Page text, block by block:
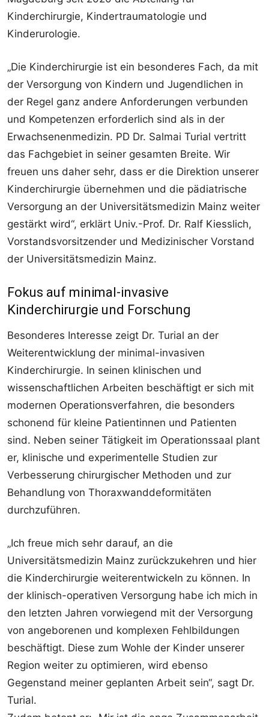
Kinderchirurgie, Kindertraumatologie und
Kinderurologie.
„Die Kinderchirurgie ist ein besonderes Fach, da mit
der Versorgung von Kindern und Jugendlichen in
der Regel ganz andere Anforderungen verbunden
und Kompetenzen erforderlich sind als in der
Erwachsenenmedizin. PD Dr. Salmai Turial vertritt
das Fachgebiet in seiner gesamten Breite. Wir
freuen uns daher sehr, dass er die Direktion unserer
Kinderchirurgie übernehmen und die pädiatrische
Versorgung an der Universitätsmedizin Mainz weiter
gestärkt wird“, erklärt Univ.-Prof. Dr. Ralf Kiesslich,
Vorstandsvorsitzender und Medizinischer Vorstand
der Universitätsmedizin Mainz.
Fokus auf minimal-invasive
Kinderchirurgie und Forschung
Besonderes Interesse zeigt Dr. Turial an der
Weiterentwicklung der minimal-invasiven
Kinderchirurgie. In seinen klinischen und
wissenschaftlichen Arbeiten beschäftigt er sich mit
modernen Operationsverfahren, die besonders
schonend für kleine Patientinnen und Patienten
sind. Neben seiner Tätigkeit im Operationssaal plant
er, klinische und experimentelle Studien zur
Verbesserung chirurgischer Methoden und zur
Behandlung von Thoraxwanddeformitäten
durchzuführen.
„Ich freue mich sehr darauf, an die
Universitätsmedizin Mainz zurückzukehren und hier
die Kinderchirurgie weiterentwickeln zu können. In
der klinisch-operativen Versorgung habe ich mich in
den letzten Jahren vorwiegend mit der Versorgung
von angeborenen und komplexen Fehlbildungen
beschäftigt. Diese zum Wohle der Kinder unserer
Region weiter zu optimieren, wird ebenso
Gegenstand meiner geplanten Arbeit sein“, sagt Dr.
Turial.